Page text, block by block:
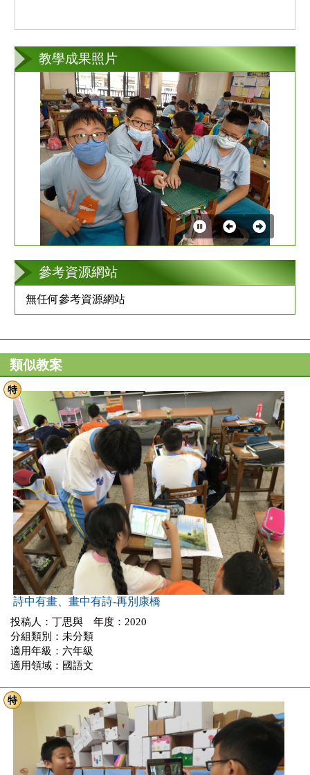
教學成果照片
第
2
張
參考資源網站
無任何參考資源網站
類似教案
詩中有畫、畫中有詩-再別康橋
特
投稿人：丁思與 年度：2020
分組類別：未分類
適用年級：六年級
適用領域：國語文
特